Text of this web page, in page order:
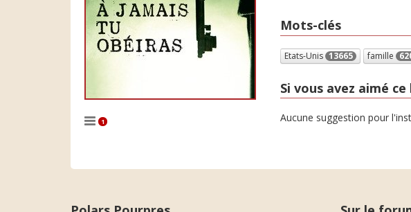
1
Mots-clés
Etats-Unis 13665 famille
Si vous avez aimé
Aucune suggestion pour